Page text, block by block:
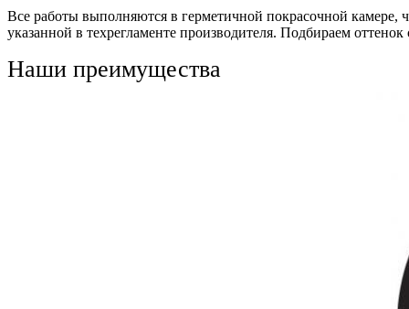
Все работы выполняются в герметичной покрасочной
указанной в техрегламенте производителя. Подбираем
Наши преимущества